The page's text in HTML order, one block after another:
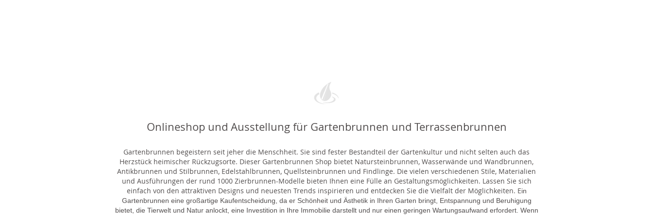
Onlineshop und Ausstellung für Gartenbrunnen und Terrassenbrunnen
Gartenbrunnen begeistern seit jeher die Menschheit. Sie sind fester Bestandteil der Gartenkultur und nicht selten auch das
Herzstück heimischer Rückzugsorte. Dieser Gartenbrunnen Shop bietet Natursteinbrunnen, Wasserwände und Wandbrunnen,
Antikbrunnen und Stilbrunnen, Edelstahlbrunnen, Quellsteinbrunnen und Findlinge. Die vielen verschiedenen Stile, Materialien
und Ausführungen der rund 1000 Zierbrunnen-Modelle bieten Ihnen eine Fülle an Gestaltungsmöglichkeiten. Lassen Sie sich
einfach von den attraktiven Designs und neuesten Trends inspirieren und entdecken Sie die Vielfalt der Möglichkeiten. Ein
Gartenbrunnen eine großartige Kaufentscheidung, da er Schönheit und Ästhetik in Ihren Garten bringt, Entspannung und Beruhigung
bietet, die Tierwelt und Natur anlockt, eine Investition in Ihre Immobilie darstellt und nur einen geringen Wartungsaufwand erfordert. Wenn